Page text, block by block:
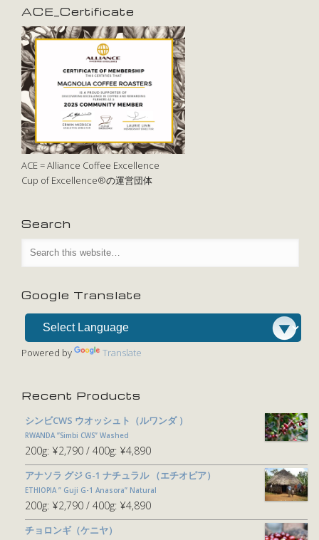
ACE_Certificate
ACE = Alliance Coffee Excellence
Cup of Excellence®の運営団体
Search
Google Translate
Powered by Translate
Recent Products
シンビCWS ウオッシュト（ルワンダ ）
RWANDA ”Simbi CWS” Washed
200g: ¥2,790 400g: ¥4,890
アナソラ グジ G-1 ナチュラル （エチオピア）
ETHIOPIA ” Guji G-1 Anasora” Natural
200g: ¥2,790 400g: ¥4,890
チョロンギ（ケニヤ）